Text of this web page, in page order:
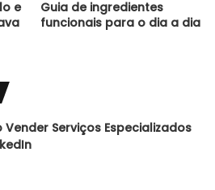
e
Guia de ingredientes
funcionais para o dia a dia
Vender Serviços Especializados